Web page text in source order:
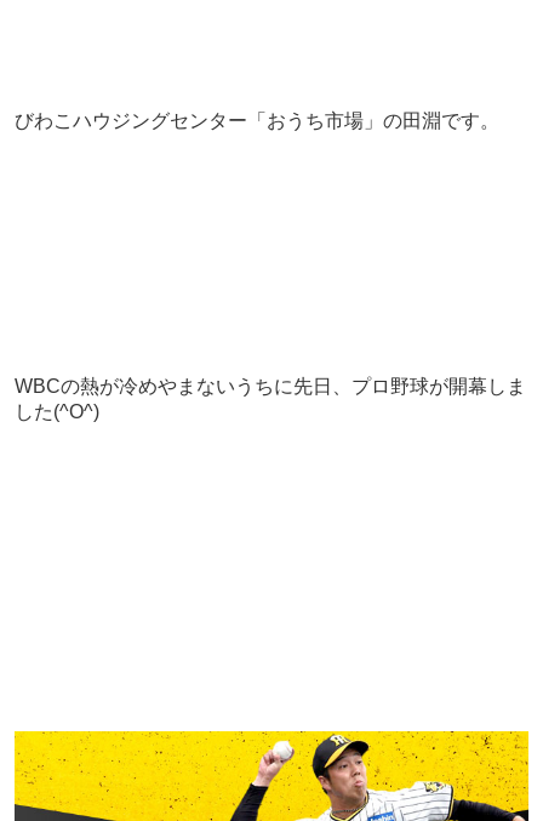
びわこハウジングセンター「おうち市場」の田淵です。
WBCの熱が冷めやまないうちに先日、プロ野球が開幕しま
した(^O^)